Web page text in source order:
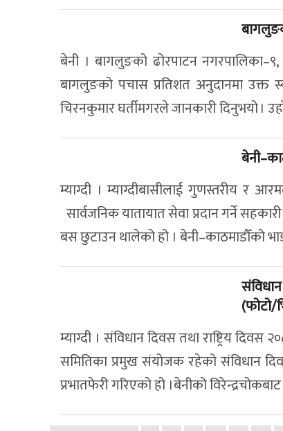
बेनी । बागलुङको ढोरपाटन
बागलुङको पचास प्रतिशत अनुदानमा उक्त
चिरनकुमार घर्तीमगरले जानकारी दिनुभयो ।
म्याग्दी । म्याग्दीबासीलाई गुणस्तरीय र
सार्वजनिक यातायात सेवा प्रदान गर्ने
बस छुटाउन थालेको हो । बेनी–काठमाडौँको
(फोटो/
म्याग्दी । संविधान दिवस तथा राष्ट्रिय
समितिका प्रमुख संयोजक रहेको संविधान
प्रभातफेरी गरिएको हो ।बेनीको